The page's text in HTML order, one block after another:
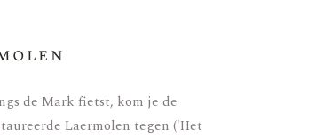
de Mark fietst, kom je de
Laermolen tegen ('Het